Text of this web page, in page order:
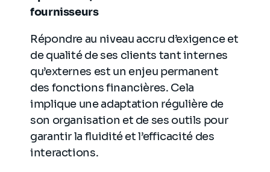
fournisseurs
Répondre au niveau accru d’exigence et
de qualité de ses clients tant internes
qu’externes est un enjeu permanent
des fonctions financières. Cela
implique une adaptation régulière de
son organisation et de ses outils pour
garantir la fluidité et l’efficacité des
interactions.